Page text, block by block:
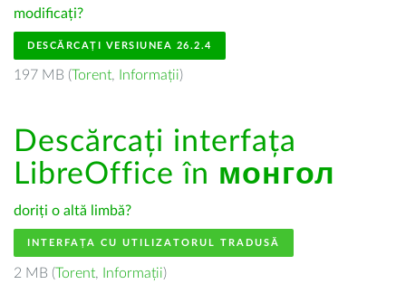
modificați?
DESCĂRCAȚI VERSIUNEA 26.2.4
197 MB (Torent, Informații)
Descărcați interfața
LibreOffice în монгол
doriți o altă limbă?
INTERFAȚA CU UTILIZATORUL TRADUSĂ
2 MB (Torent, Informații)